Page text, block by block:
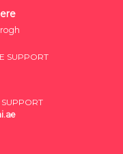
SUPPORT